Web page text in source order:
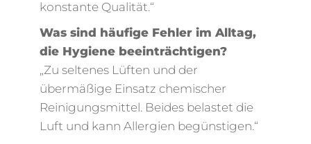
konstante Qualität.“
Was sind häufige Fehler im Alltag,
die Hygiene beeinträchtigen?
„Zu seltenes Lüften und der
übermäßige Einsatz chemischer
Reinigungsmittel. Beides belastet die
Luft und kann Allergien begünstigen.“